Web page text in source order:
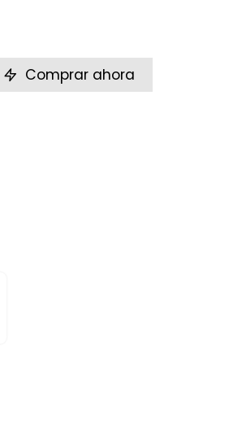
Comprar ahora